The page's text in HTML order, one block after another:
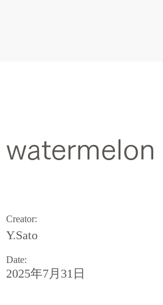
watermelon
Creator:
Y.Sato
Date:
2025年7月31日